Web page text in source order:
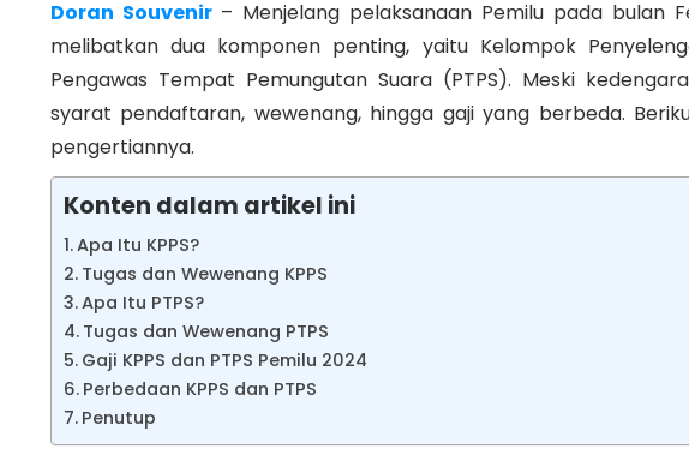
Doran Souvenir – Menjelang pelaksanaan Pemilu pada bulan
melibatkan dua komponen penting, yaitu Kelompok
Pengawas Tempat Pemungutan Suara (PTPS). Meski
syarat pendaftaran, wewenang, hingga gaji yang berbeda.
pengertiannya.
Konten dalam artikel ini
Apa Itu KPPS?
Tugas dan Wewenang KPPS
Apa Itu PTPS?
Tugas dan Wewenang PTPS
Gaji KPPS dan PTPS Pemilu 2024
Perbedaan KPPS dan PTPS
Penutup